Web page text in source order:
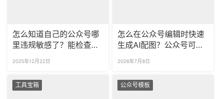
怎么知道自己的公众号哪
里违规敏感了？能检查发
了吗？
2025年12月22日
怎么在公众号编辑时快速
生成AI配图？公众号可商
2026年7月8日
工具宝箱 公众号模板